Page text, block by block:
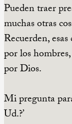
Pueden traer
muchas otras
Recuerden,
por los
por Dios.
Mi pregunta
Ud.?’